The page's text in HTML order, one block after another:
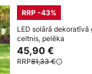
RRP -43%
LED solārā dekoratīvā
celtnis, pelēka
45,90 €
RRP81,33 €